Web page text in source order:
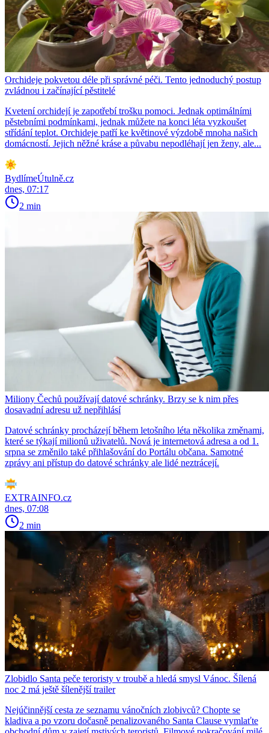
Orchideje pokvetou déle při správné péči. Tento jednoduchý postup
zvládnou i začínající pěstitelé
Kvetení orchidejí je zapotřebí trošku pomoci. Jednak optimálními
pěstebními podmínkami, jednak můžete na konci léta vyzkoušet
střídání teplot. Orchideje patří ke květinové výzdobě mnoha našich
domácností. Jejich něžné kráse a půvabu nepodléhají jen ženy, ale...
BydlímeÚtulně.cz
dnes, 07:17
2 min
Miliony Čechů používají datové schránky. Brzy se k nim přes
dosavadní adresu už nepřihlásí
Datové schránky procházejí během letošního léta několika změnami,
které se týkají milionů uživatelů. Nová je internetová adresa a od 1.
srpna se změnilo také přihlašování do Portálu občana. Samotné
zprávy ani přístup do datové schránky ale lidé neztrácejí.
EXTRAINFO.cz
dnes, 07:08
2 min
Zlobidlo Santa peče teroristy v troubě a hledá smysl Vánoc. Šílená
noc 2 má ještě šílenější trailer
Nejúčinnější cesta ze seznamu vánočních zlobivců? Chopte se
kladiva a po vzoru dočasně penalizovaného Santa Clause vymlaťte